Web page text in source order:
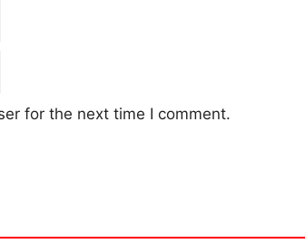
for the next time I comment.